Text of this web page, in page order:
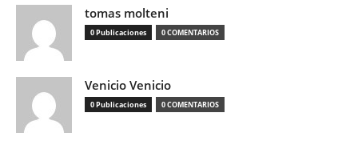
tomas molteni
0 Publicaciones 0 COMENTARIOS
Venicio Venicio
0 Publicaciones 0 COMENTARIOS